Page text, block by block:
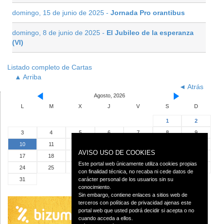
domingo, 15 de junio de 2025 - Jornada Pro orantibus
domingo, 8 de junio de 2025 - El Jubileo de la esperanza
(VI)
Listado completo de Cartas
▲ Arriba
◄ Atrás
Agosto, 2026
L
M X J V S D
1
2
3
4 5 6 7 8
9
10
11
17
18 19 20 21
24
25 26 27 28 29
30
31
AVISO USO DE COOKIES
Este portal web únicamente utiliza cookies propias
con finalidad técnica, no recaba ni cede datos de
carácter personal de los usuarios sin su
conocimiento.
Sin embargo, contiene enlaces a sitios web de
terceros con políticas de privacidad ajenas este
portal web que usted podrá decidir si acepta o no
cuando acceda a ellos.